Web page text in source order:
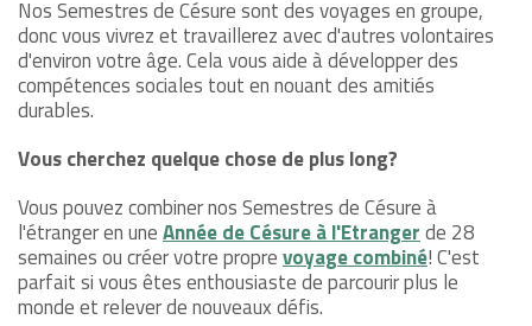
Nos Semestres de Césure sont des voyages en groupe,
donc vous vivrez et travaillerez avec d'autres volontaires
d'environ votre âge. Cela vous aide à développer des
compétences sociales tout en nouant des amitiés
durables.
Vous cherchez quelque chose de plus long?
Vous pouvez combiner nos Semestres de Césure à
l'étranger en uneAnnée de Césure à l'Etrangerde 28
semaines ou créer votre proprevoyage combiné! C'est
parfait si vous êtes enthousiaste de parcourir plus le
monde et relever de nouveaux défis.